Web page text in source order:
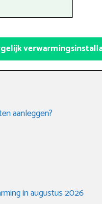
aanleggen?
in augustus 2026